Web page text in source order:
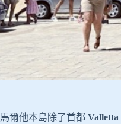
馬爾他本島除了首都 Valletta